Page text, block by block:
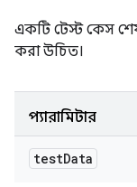
একটি টেস্ট কেস
করা উচিত।
প্যারামিটার
testData